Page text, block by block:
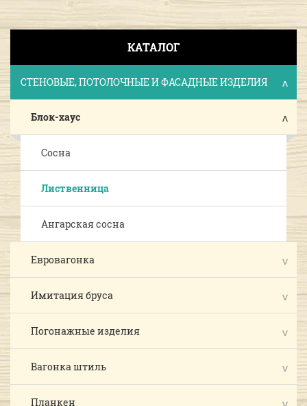
КАТАЛОГ
СТЕНОВЫЕ, ПОТОЛОЧНЫЕ И ФАСАДНЫЕ ИЗДЕЛИЯ
Блок-хаус
Сосна
Лиственница
Ангарская сосна
Евровагонка
Имитация бруса
Погонажные изделия
Вагонка штиль
Планкен